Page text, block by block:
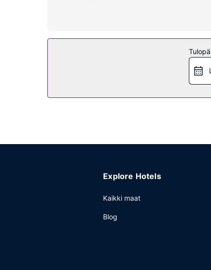
Tämä hotelli tarjoaa asiakkailleen
buffetaamiainen tarjotaan päivittäin klo
Explore Hotels
Kaikki maat
Blog